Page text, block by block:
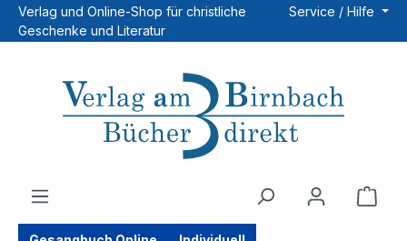
Zum Hauptinhalt springen
Verlag und Online-Shop für christliche
Geschenke und Literatur
Service / Hilfe